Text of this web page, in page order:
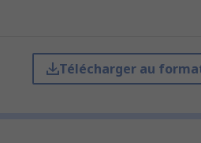
PC or laptop and
Télécharger au